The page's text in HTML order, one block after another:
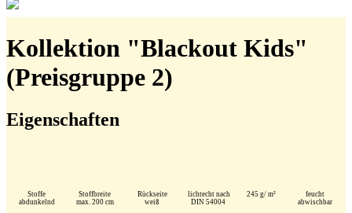
Kollektion "Blackout Kids"
(Preisgruppe 2)
Eigenschaften
Stoffe
abdunkelnd
Stoffbreite
max. 200 cm
Rückseite
weiß
lichtecht nach
DIN 54004
245 g/ m²
feucht
abwischbar